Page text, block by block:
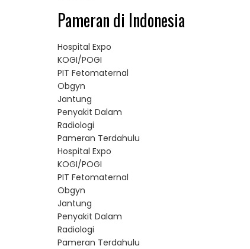
Pameran di Indonesia
Hospital Expo
KOGI/POGI
PIT Fetomaternal
Obgyn
Jantung
Penyakit Dalam
Radiologi
Pameran Terdahulu
Hospital Expo
KOGI/POGI
PIT Fetomaternal
Obgyn
Jantung
Penyakit Dalam
Radiologi
Pameran Terdahulu